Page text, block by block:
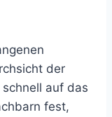
der
auf das
fest,